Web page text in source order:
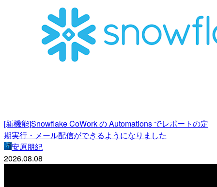
[新機能]Snowflake CoWork の Automations でレポートの定
期実行・メール配信ができるようになりました
安原朋紀
2026.08.08